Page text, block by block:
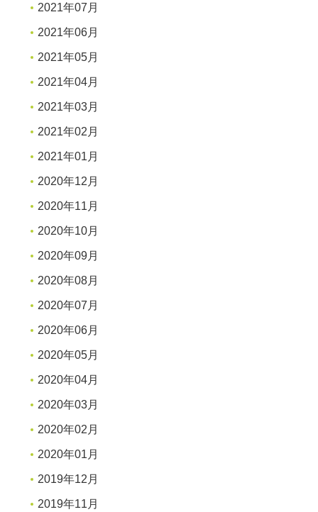
2021年07月
2021年06月
2021年05月
2021年04月
2021年03月
2021年02月
2021年01月
2020年12月
2020年11月
2020年10月
2020年09月
2020年08月
2020年07月
2020年06月
2020年05月
2020年04月
2020年03月
2020年02月
2020年01月
2019年12月
2019年11月